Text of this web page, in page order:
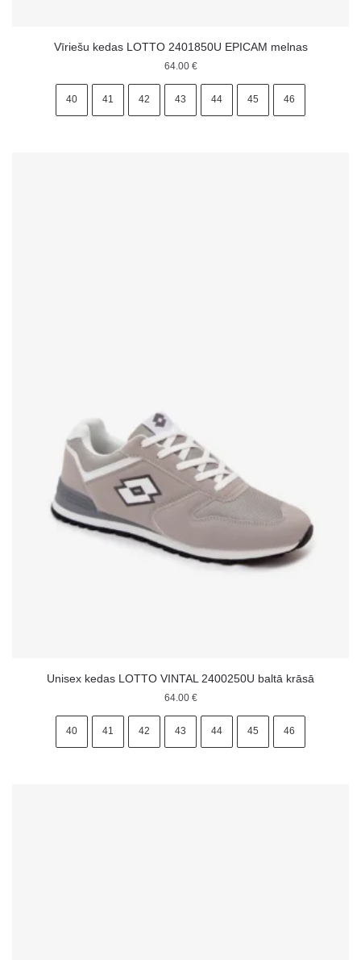
Vīriešu kedas LOTTO 2401850U EPICAM melnas
64.00 €
40 41 42 43 44 45 46
Unisex kedas LOTTO VINTAL 2400250U baltā krāsā
64.00 €
40 41 42 43 44 45 46